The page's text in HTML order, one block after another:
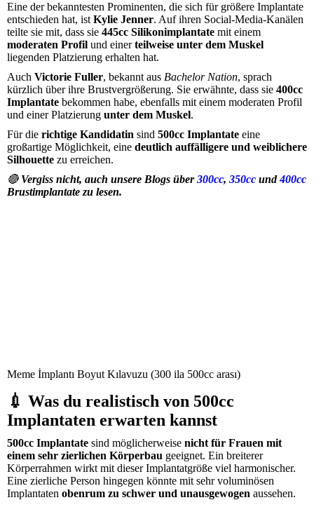
Eine der bekanntesten Prominenten, die sich für größere Implantate
entschieden hat, ist Kylie Jenner. Auf ihren Social-Media-Kanälen
teilte sie mit, dass sie 445cc Silikonimplantate mit einem
moderaten Profil und einerteilweise unter dem Muskel
liegenden Platzierung erhalten hat.
Auch Victorie Fuller, bekannt aus Bachelor Nation, sprach
kürzlich über ihre Brustvergrößerung. Sie erwähnte, dass sie 400cc
Implantate bekommen habe, ebenfalls mit einem moderaten Profil
und einer Platzierung unter dem Muskel.
Für die richtige Kandidatin sind 500cc Implantate eine
großartige Möglichkeit, eine deutlich auffälligere und weiblichere
Silhouette zu erreichen.
🔴 Vergiss nicht, auch unsere Blogs über300cc, 350cc und400cc
Brustimplantate zu lesen.
Meme İmplantı Boyut Kılavuzu (300 ila 500cc arası)
💉 Was du realistisch von 500cc
Implantaten erwarten kannst
500cc Implantate sind möglicherweise nicht für Frauen mit
einem sehr zierlichen Körperbau geeignet. Ein breiterer
Körperrahmen wirkt mit dieser Implantatgröße viel harmonischer.
Eine zierliche Person hingegen könnte mit sehr voluminösen
Implantaten obenrum zu schwer und unausgewogen aussehen.